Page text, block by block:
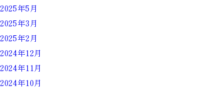
2025年5月
2025年3月
2025年2月
2024年12月
2024年11月
2024年10月